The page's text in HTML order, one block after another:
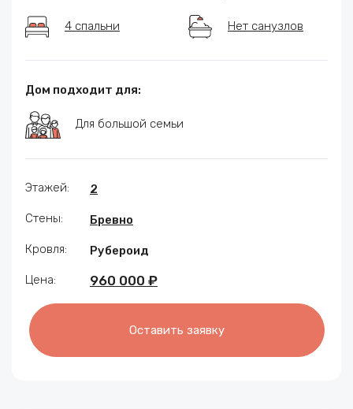
4 спальни Нет санузлов
Дом подходит для:
Для большой семьи
Этажей: 2
Стены: Бревно
Кровля: Рубероид
Цена: 960 000 ₽
Оставить заявку